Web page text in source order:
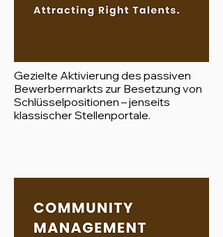
Gezielte Aktivierung des passiven
Bewerbermarkts zur Besetzung von
Schlüsselpositionen – jenseits
klassischer Stellenportale.